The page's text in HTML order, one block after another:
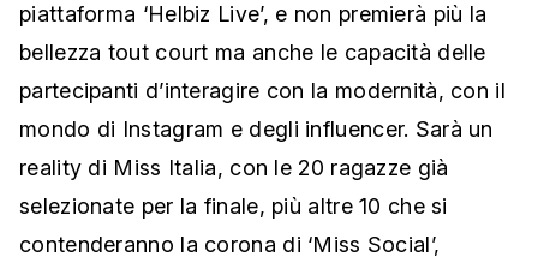
piattaforma ‘Helbiz Live’, e non premierà più la
bellezza tout court ma anche le capacità delle
partecipanti d’interagire con la modernità, con il
mondo di Instagram e degli influencer. Sarà un
reality di Miss Italia, con le 20 ragazze già
selezionate per la finale, più altre 10 che si
contenderanno la corona di ‘Miss Social’,